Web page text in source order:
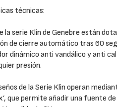
técnicas:
la serie Klin de Genebre están
de cierre automático tras 60
dinámico anti vandálico y anti
presión.
de la Serie Klin operan
que permite añadir una fuente